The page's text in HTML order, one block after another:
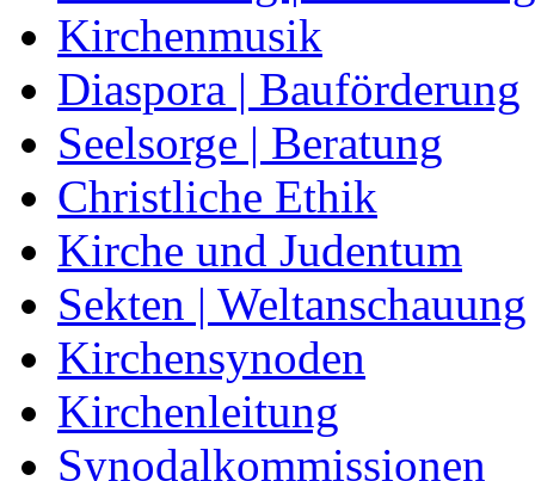
Kirchenmusik
Diaspora | Bauförderung
Seelsorge | Beratung
Christliche Ethik
Kirche und Judentum
Sekten | Weltanschauung
Kirchensynoden
Kirchenleitung
Synodalkommissionen